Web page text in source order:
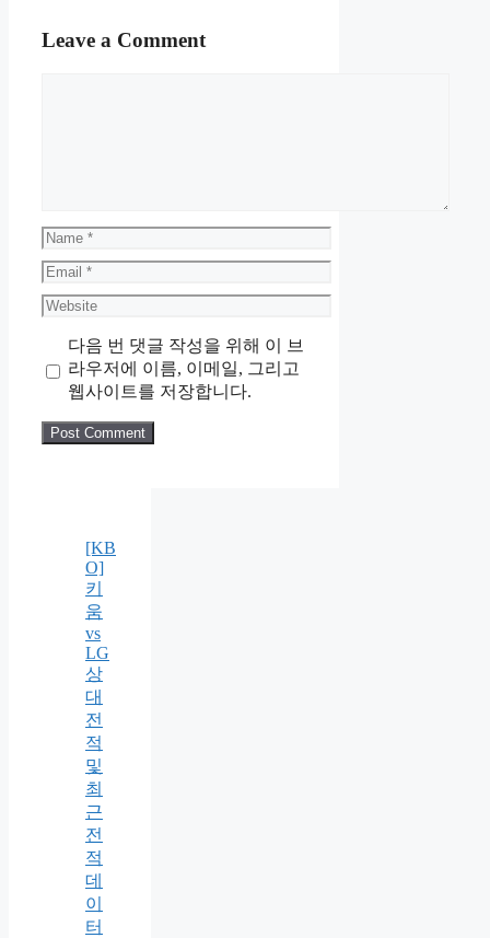
Leave a Comment
Name
Email
Website
다음 번 댓글 작성을 위해 이 브
라우저에 이름, 이메일, 그리고
웹사이트를 저장합니다.
[KB
O]
키
움
vs
LG
상
대
전
적
및
최
근
전
적
데
이
터